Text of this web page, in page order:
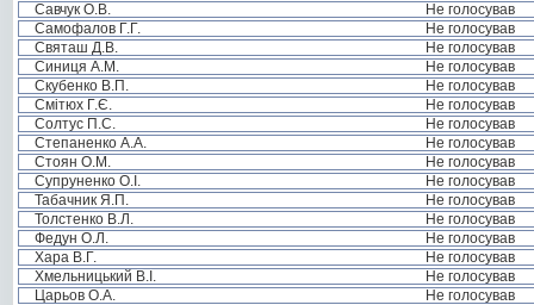
Савчук О.В.
Не голосував
Самофалов Г.Г.
Не голосував
Святаш Д.В.
Не голосував
Синиця А.М.
Не голосував
Скубенко В.П.
Не голосував
Смітюх Г.Є.
Не голосував
Солтус П.С.
Не голосував
Степаненко А.А.
Не голосував
Стоян О.М.
Не голосував
Супруненко О.І.
Не голосував
Табачник Я.П.
Не голосував
Толстенко В.Л.
Не голосував
Федун О.Л.
Не голосував
Хара В.Г.
Не голосував
Хмельницький В.І.
Не голосував
Царьов О.А.
Не голосував